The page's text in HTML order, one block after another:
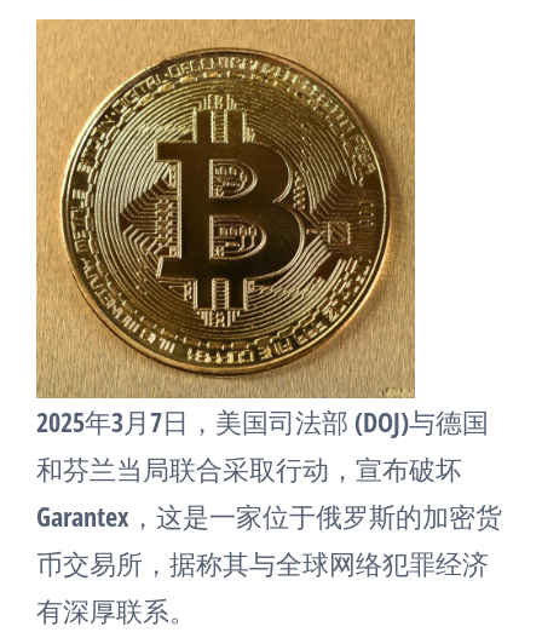
2025年3月7日，美国司法部 (DOJ)与德国
和芬兰当局联合采取行动，宣布破坏
Garantex，这是一家位于俄罗斯的加密货
币交易所，据称其与全球网络犯罪经济
有深厚联系。